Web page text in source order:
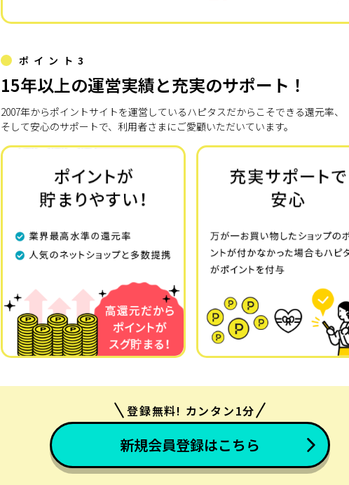
ポイント3
15年以上の運営実績と充実のサポート！
2007年からポイントサイトを運営しているハピタスだからこそできる還元率、
そして安心のサポートで、利用者さまにご愛顧いただいています。
登録無料! カンタン1分
新規会員登録はこちら